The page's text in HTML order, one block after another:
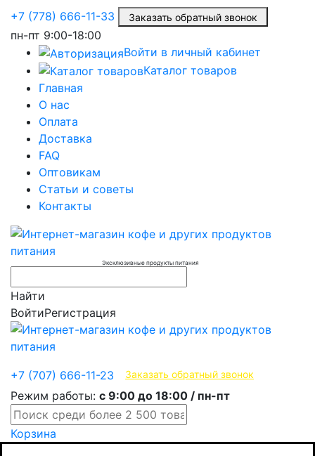
+7 (778) 666-11-33 Заказать обратный звонок
пн-пт 9:00-18:00
Войти в личный кабинет
Каталог товаров
Главная
О нас
Оплата
Доставка
FAQ
Оптовикам
Статьи и советы
Контакты
Эксклюзивные продукты питания
Найти
ВойтиРегистрация
+7 (707) 666-11-23 Заказать обратный звонок
Режим работы: с 9:00 до 18:00 / пн-пт
Корзина